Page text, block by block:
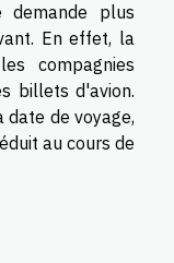
demande plus
En effet, la
compagnies
billets d'avion.
de voyage,
au cours de